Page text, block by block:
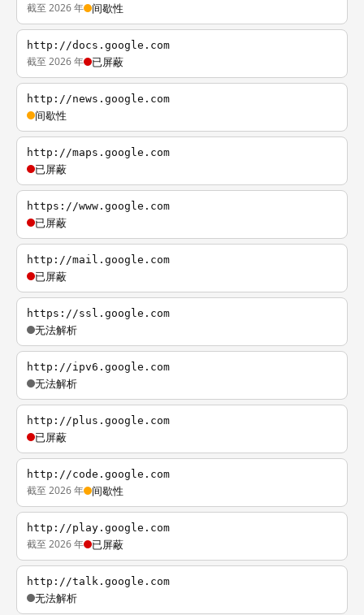
截至 2026 年 间歇性
http://docs.google.com
截至 2026 年 已屏蔽
http://news.google.com
间歇性
http://maps.google.com
已屏蔽
https://www.google.com
已屏蔽
http://mail.google.com
已屏蔽
https://ssl.google.com
无法解析
http://ipv6.google.com
无法解析
http://plus.google.com
已屏蔽
http://code.google.com
截至 2026 年 间歇性
http://play.google.com
截至 2026 年 已屏蔽
http://talk.google.com
无法解析